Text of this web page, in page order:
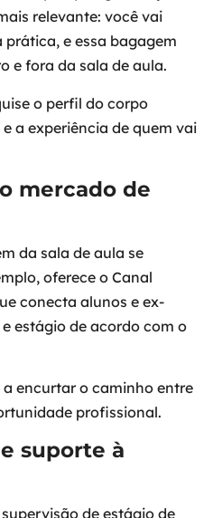
relevante: você vai
e essa bagagem
e fora da sala de aula.
o perfil do corpo
a experiência de quem vai
mercado de
da sala de aula se
oferece o Canal
conecta alunos e ex-
estágio de acordo com o
encurtar o caminho entre
profissional.
suporte à
de estágio de